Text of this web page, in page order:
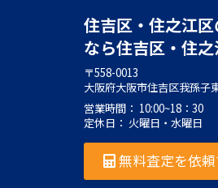
住吉区・住之江
なら住吉区・住
〒558-0013
大阪府大阪市住吉区我孫子
営業時間： 10:00~18：30
定休日： 火曜日・水曜日
無料査定を依